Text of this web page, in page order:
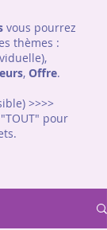
vous pourrez
thèmes :
, Offre.
>>>>
pour